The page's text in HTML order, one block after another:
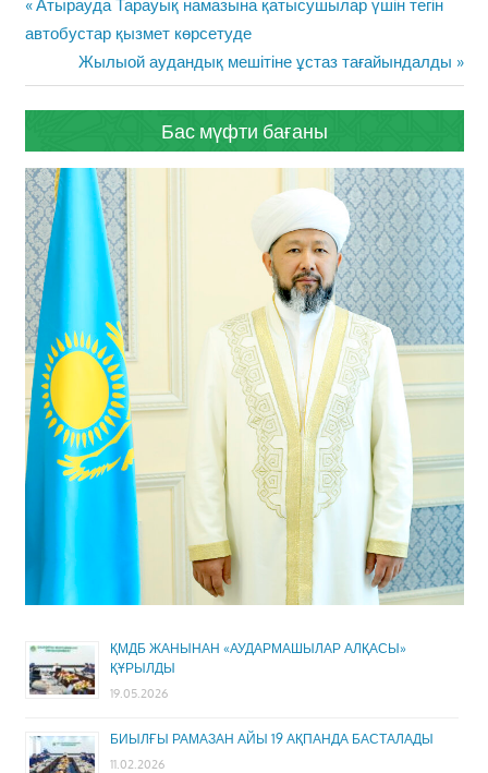
навигациясы
Previous
Post:
Атырауда Тарауық намазына қатысушылар үшін тегін
автобустар қызмет көрсетуде
Next
Post:
Жылыой аудандық мешітіне ұстаз тағайындалды
Бас мүфти бағаны
ҚМДБ ЖАНЫНАН «АУДАРМАШЫЛАР АЛҚАСЫ»
ҚҰРЫЛДЫ
19.05.2026
БИЫЛҒЫ РАМАЗАН АЙЫ 19 АҚПАНДА БАСТАЛАДЫ
11.02.2026